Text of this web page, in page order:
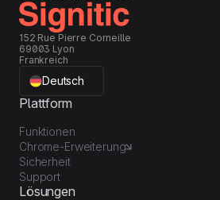
152 Rue Pierre Corneille
69003 Lyon
Frankreich
Deutsch
Plattform
Funktionen
Chrome-Erweiterung
Sicherheit
Support
Lösungen